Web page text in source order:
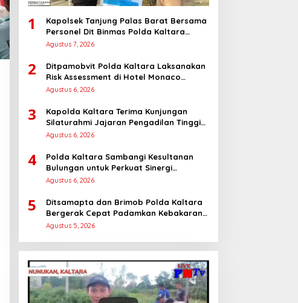
1
Kapolsek Tanjung Palas Barat Bersama
Personel Dit Binmas Polda Kaltara
Salurkan Beras SPHP Kepada
Agustus 7, 2026
2
Ditpamobvit Polda Kaltara Laksanakan
Risk Assessment di Hotel Monaco
Tarakan
Agustus 6, 2026
3
Kapolda Kaltara Terima Kunjungan
Silaturahmi Jajaran Pengadilan Tinggi
Kaltara
Agustus 6, 2026
4
Polda Kaltara Sambangi Kesultanan
Bulungan untuk Perkuat Sinergi
Kamtibmas
Agustus 6, 2026
5
Ditsamapta dan Brimob Polda Kaltara
Bergerak Cepat Padamkan Kebakaran
Lahan Gambut 2 Hektar di Bulungan
Agustus 5, 2026